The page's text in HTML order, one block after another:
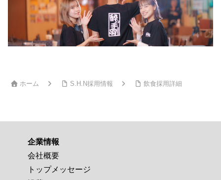
ホーム S.H.N採用情報 飲食採用詳細
企業情報
会社概要
トップメッセージ